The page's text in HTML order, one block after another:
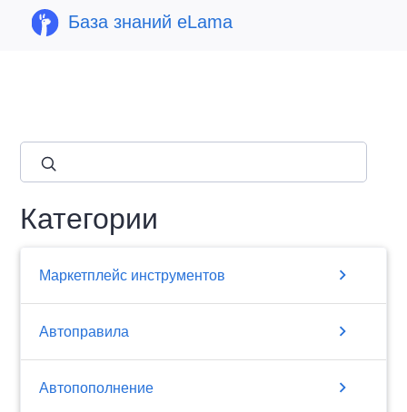
База знаний eLama
Категории
Маркетплейс инструментов chevron_right
Автоправила chevron_right
Автопополнение chevron_right